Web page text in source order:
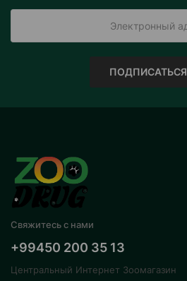
ПОДПИСАТЬСЯ
Свяжитесь с нами
+99450 200 35 13
Центральный Интернет Зоомагазин